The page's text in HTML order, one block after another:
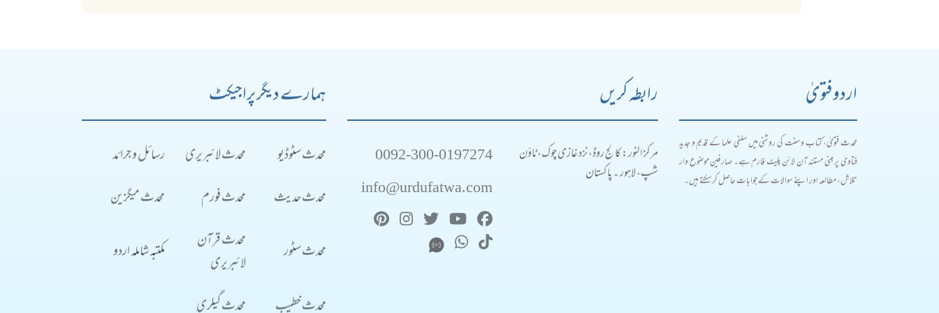
اردو فتویٰ
محدث فتویٰ، کتاب و سنت کی روشنی میں سلفی علما کے قدیم و جدید
فتاویٰ پر مبنی مستند آن لائن پلیٹ فارم ہے۔ صارفین موضوع وار
تلاش، مطالعہ اور اپنے سوالات کے جوابات حاصل کر سکتے ہیں۔
رابطہ کریں
مرکز النور: کالج روڈ، نزد غازی چوک، ٹاؤن
شپ، لاہور ۔ پاکستان
0092-300-0197274
info@urdufatwa.com
ہمارے دیگر پراجیکٹ
محدث سٹوڈیو محدث لائبریری
رسائل و جرائد
محدث حدیث
محدث فورم محدث میگزین
محدث سٹور
محدث قرآن
لائبریری
مکتبہ شاملہ اردو
محدث خطیب محدث گیلری